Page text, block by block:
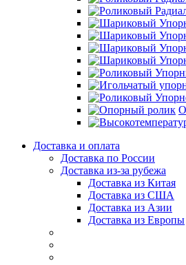
Доставка и оплата
Доставка по России
Доставка из-за рубежа
Доставка из Китая
Доставка из США
Доставка из Азии
Доставка из Европы